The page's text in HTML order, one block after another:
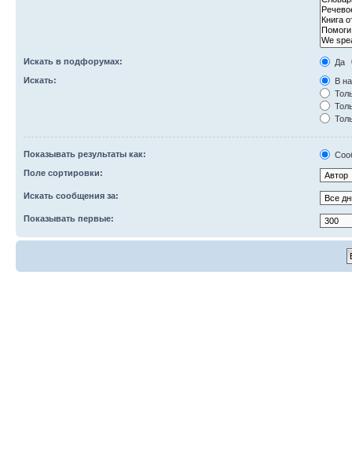
Искать в подфорумах:
Да
Искать:
В
Показывать результаты как:
Поле сортировки:
Искать сообщения за:
Показывать первые: